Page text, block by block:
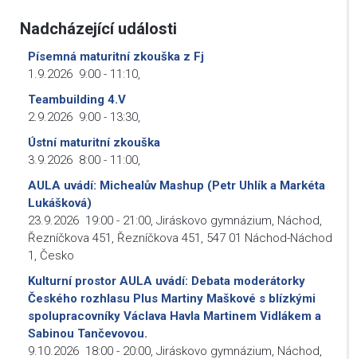
Nadcházející události
Písemná maturitní zkouška z Fj
1.9.2026 9:00 - 11:10,
Teambuilding 4.V
2.9.2026 9:00 - 13:30,
Ústní maturitní zkouška
3.9.2026 8:00 - 11:00,
AULA uvádí: Michealův Mashup (Petr Uhlík a Markéta
Lukášková)
23.9.2026 19:00 - 21:00, Jiráskovo gymnázium, Náchod,
Řezníčkova 451, Řezníčkova 451, 547 01 Náchod-Náchod
1, Česko
Kulturní prostor AULA uvádí: Debata moderátorky
Českého rozhlasu Plus Martiny Maškové s blízkými
spolupracovníky Václava Havla Martinem Vidlákem a
Sabinou Tančevovou.
9.10.2026 18:00 - 20:00, Jiráskovo gymnázium, Náchod,